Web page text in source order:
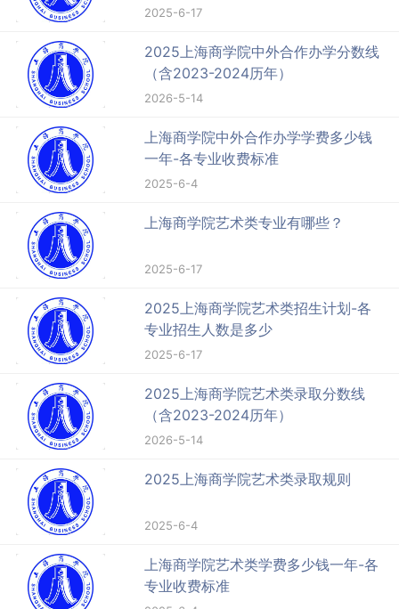
2025-6-17
2025上海商学院中外合作办学分数线
（含2023-2024历年）
2026-5-14
上海商学院中外合作办学学费多少钱
一年-各专业收费标准
2025-6-4
上海商学院艺术类专业有哪些？
2025-6-17
2025上海商学院艺术类招生计划-各
专业招生人数是多少
2025-6-17
2025上海商学院艺术类录取分数线
（含2023-2024历年）
2026-5-14
2025上海商学院艺术类录取规则
2025-6-4
上海商学院艺术类学费多少钱一年-各
专业收费标准